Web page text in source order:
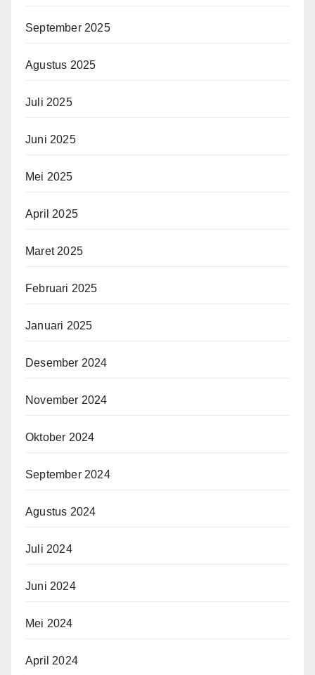
September 2025
Agustus 2025
Juli 2025
Juni 2025
Mei 2025
April 2025
Maret 2025
Februari 2025
Januari 2025
Desember 2024
November 2024
Oktober 2024
September 2024
Agustus 2024
Juli 2024
Juni 2024
Mei 2024
April 2024